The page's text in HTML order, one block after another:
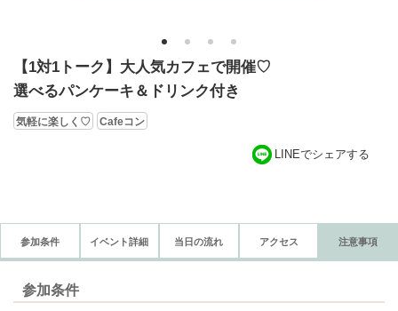
1 2 3 4
【1対1トーク】大人気カフェで開催♡
選べるパンケーキ＆ドリンク付き
気軽に楽しく♡ Cafeコン
LINEでシェアする
参加条件 イベント詳細 当日の流れ アクセス 注意事項
参加条件